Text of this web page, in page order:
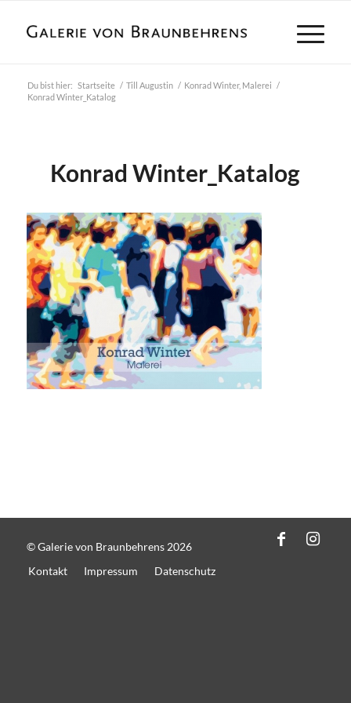
Du bist hier: Startseite / Till Augustin / Konrad Winter, Malerei /
Konrad Winter_Katalog
Konrad Winter_Katalog
© Galerie von Braunbehrens 2026
Kontakt
Impressum Datenschutz